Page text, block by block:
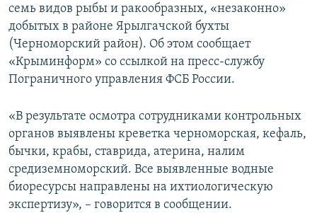
семь видов рыбы и ракообразных, «незаконно»
добытых в районе Ярылгачской бухты
(Черноморский район). Об этом сообщает
«Крыминформ» со ссылкой на пресс-службу
Пограничного управления ФСБ России.
«В результате осмотра сотрудниками контрольных
органов выявлены креветка черноморская, кефаль,
бычки, крабы, ставрида, атерина, налим
средиземноморский. Все выявленные водные
биоресурсы направлены на ихтиологическую
экспертизу», – говорится в сообщении.